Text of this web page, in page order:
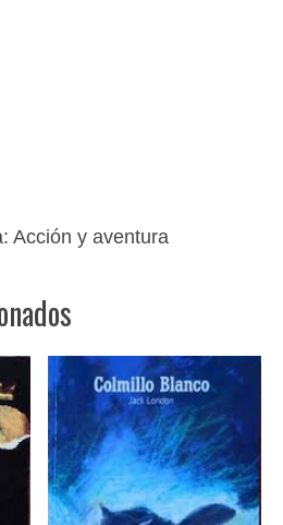
Acción y aventura